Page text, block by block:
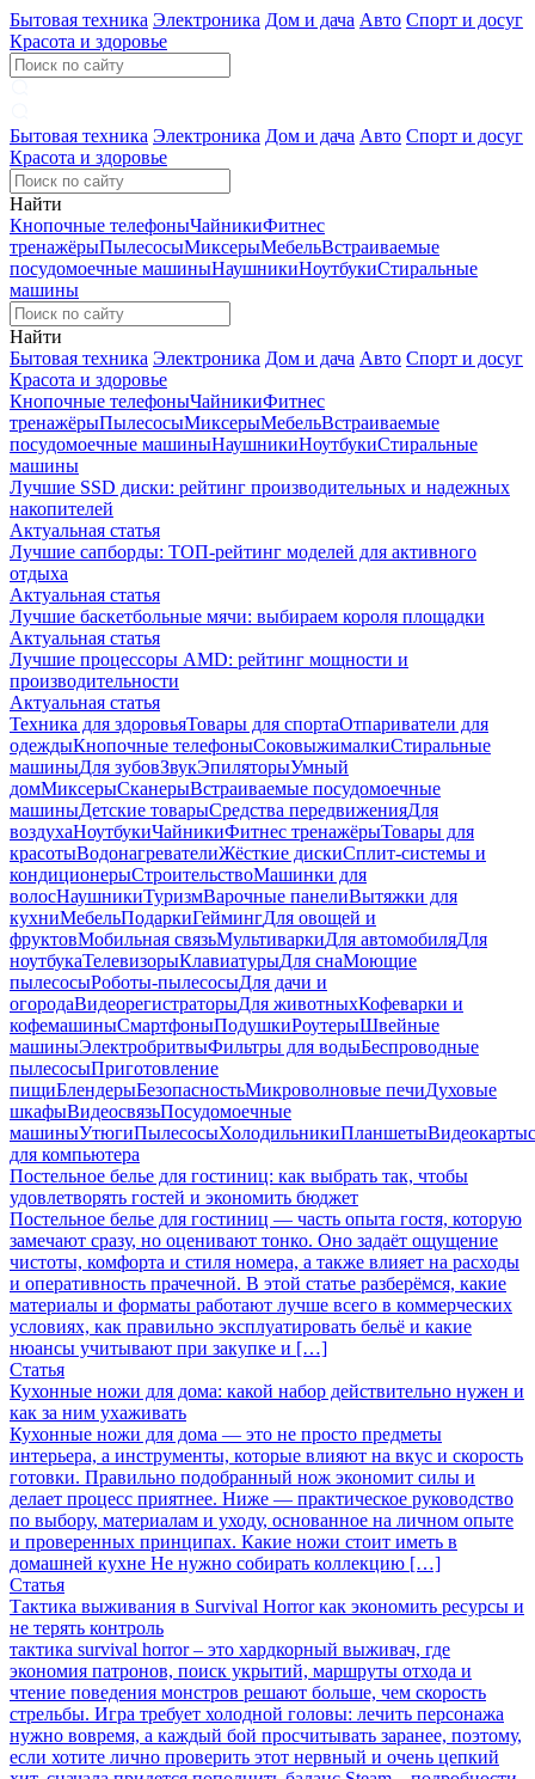
Бытовая техника Электроника Дом и дача Авто Спорт и досуг
Красота и здоровье
Бытовая техника Электроника Дом и дача Авто Спорт и досуг
Красота и здоровье
Найти
Кнопочные телефоныЧайникиФитнес
тренажёрыПылесосыМиксерыМебельВстраиваемые
посудомоечные машиныНаушникиНоутбукиСтиральные
машины
Найти
Бытовая техника Электроника Дом и дача Авто Спорт и досуг
Красота и здоровье
Кнопочные телефоныЧайникиФитнес
тренажёрыПылесосыМиксерыМебельВстраиваемые
посудомоечные машиныНаушникиНоутбукиСтиральные
машины
Лучшие SSD диски: рейтинг производительных и надежных
накопителей
Актуальная статья
Лучшие сапборды: ТОП-рейтинг моделей для активного
отдыха
Актуальная статья
Лучшие баскетбольные мячи: выбираем короля площадки
Актуальная статья
Лучшие процессоры AMD: рейтинг мощности и
производительности
Актуальная статья
Техника для здоровьяТовары для спортаОтпариватели для
одеждыКнопочные телефоныСоковыжималкиСтиральные
машиныДля зубовЗвукЭпиляторыУмный
домМиксерыСканерыВстраиваемые посудомоечные
машиныДетские товарыСредства передвиженияДля
воздухаНоутбукиЧайникиФитнес тренажёрыТовары для
красотыВодонагревателиЖёсткие дискиСплит-системы и
кондиционерыСтроительствоМашинки для
волосНаушникиТуризмВарочные панелиВытяжки для
кухниМебельПодаркиГеймингДля овощей и
фруктовМобильная связьМультиваркиДля автомобиляДля
ноутбукаТелевизорыКлавиатурыДля снаМоющие
пылесосыРоботы-пылесосыДля дачи и
огородаВидеорегистраторыДля животныхКофеварки и
кофемашиныСмартфоныПодушкиРоутерыШвейные
машиныЭлектробритвыФильтры для водыБеспроводные
пылесосыПриготовление
пищиБлендерыБезопасностьМикроволновые печиДуховые
шкафыВидеосвязьПосудомоечные
машиныУтюгиПылесосыХолодильникиПланшетыВидеокарты
для компьютера
Постельное белье для гостиниц: как выбрать так, чтобы
удовлетворять гостей и экономить бюджет
Постельное белье для гостиниц — часть опыта гостя, которую
замечают сразу, но оценивают тонко. Оно задаёт ощущение
чистоты, комфорта и стиля номера, а также влияет на расходы
и оперативность прачечной. В этой статье разберёмся, какие
материалы и форматы работают лучше всего в коммерческих
условиях, как правильно эксплуатировать бельё и какие
нюансы учитывают при закупке и […]
Статья
Кухонные ножи для дома: какой набор действительно нужен и
как за ним ухаживать
Кухонные ножи для дома — это не просто предметы
интерьера, а инструменты, которые влияют на вкус и скорость
готовки. Правильно подобранный нож экономит силы и
делает процесс приятнее. Ниже — практическое руководство
по выбору, материалам и уходу, основанное на личном опыте
и проверенных принципах. Какие ножи стоит иметь в
домашней кухне Не нужно собирать коллекцию […]
Статья
Тактика выживания в Survival Horror как экономить ресурсы и
не терять контроль
тактика survival horror – это хардкорный выживач, где
экономия патронов, поиск укрытий, маршруты отхода и
чтение поведения монстров решают больше, чем скорость
стрельбы. Игра требует холодной головы: лечить персонажа
нужно вовремя, а каждый бой просчитывать заранее, поэтому,
если хотите лично проверить этот нервный и очень цепкий